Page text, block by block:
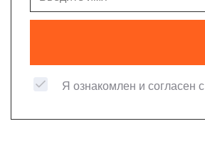
Я ознакомлен и согласен с